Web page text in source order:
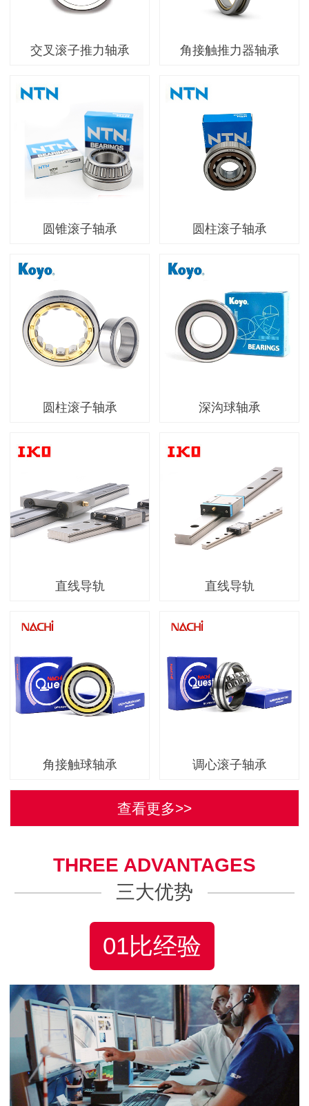
交叉滚子推力轴承 角接触推力器轴承
圆锥滚子轴承 圆柱滚子轴承
圆柱滚子轴承 深沟球轴承
直线导轨 直线导轨
角接触球轴承 调心滚子轴承
查看更多>>
THREE ADVANTAGES
三大优势
01比经验